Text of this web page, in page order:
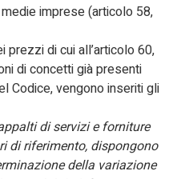
imprese (articolo 58,
prezzi di cui all’articolo 60,
di concetti già presenti
Codice, vengono inseriti gli
di servizi e forniture
di riferimento, dispongono
della variazione